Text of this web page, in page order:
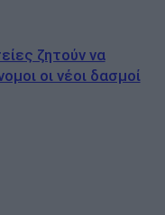
ζητούν να
οι νέοι δασμοί